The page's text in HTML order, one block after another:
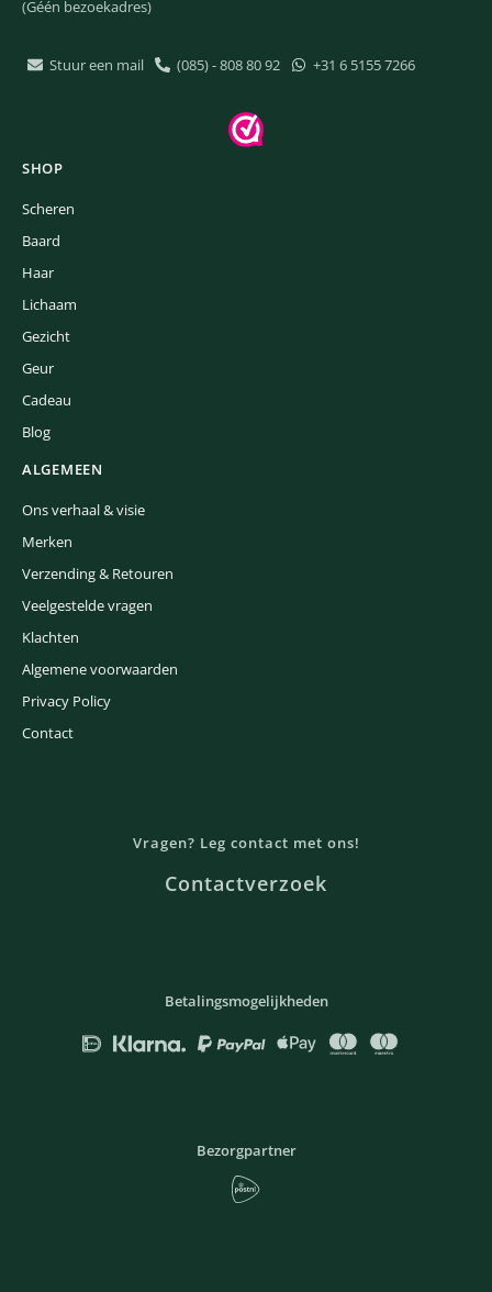
(Géén bezoekadres)
Stuur een mail (085) - 808 80 92 +31 6 5155 7266
SHOP
Scheren
Baard
Haar
Lichaam
Gezicht
Geur
Cadeau
Blog
ALGEMEEN
Ons verhaal & visie
Merken
Verzending & Retouren
Veelgestelde vragen
Klachten
Algemene voorwaarden
Privacy Policy
Contact
Vragen? Leg contact met ons!
Contactverzoek
Betalingsmogelijkheden
Bezorgpartner